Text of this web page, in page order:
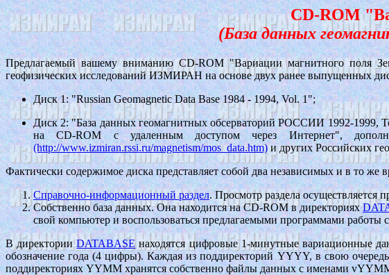
CD-ROM
(База данных
Предлагаемый вашему вниманию CD-ROM "Вариации магнитного поля
геофизических исследований ИЗМИРАН на основе двух ранее выпущенных
Диск 1: "Russian Geomagnetic Data Base 1984 - 1994, Vol. 1";
Диск 2: "База данных геомагнитных обсерваторий РОССИИ 1992-1999,
на CD-ROM с удаленным доступом через Интернет",
(http://www.izmiran.rssi.ru/magnetism/mos_data.htm)и других Российских
Фактически содержимое диска представляет собой два независимых и в то же
Справочно-информационный раздел. Просмотр раздела осуществляется
Собственно база данных. Она находится на CD-ROM в директориях
свой компьютер и воспользоваться предлагаемыми программами работы
В директорииDATABASEнаходятся цифровые 1-минутные вариационные
обозначение года (4 цифры). Каждая из поддиректорий YYYY, в свою
поддиректориях YYMM хранятся собственно файлы данных с именами